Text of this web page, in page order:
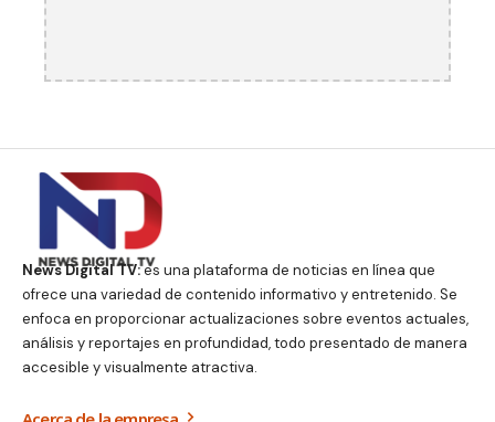
News Digital TV:es una plataforma de noticias en línea que
ofrece una variedad de contenido informativo y entretenido. Se
enfoca en proporcionar actualizaciones sobre eventos actuales,
análisis y reportajes en profundidad, todo presentado de manera
accesible y visualmente atractiva.